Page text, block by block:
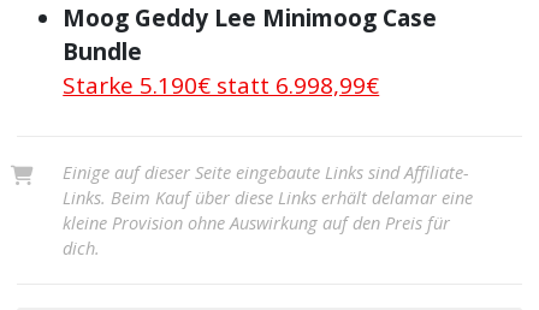
Moog Geddy Lee Minimoog Case
Bundle
Starke 5.190€ statt 6.998,99€
Einige auf dieser Seite eingebaute Links sind Affiliate-
Links. Beim Kauf über diese Links erhält delamar eine
kleine Provision ohne Auswirkung auf den Preis für
dich.